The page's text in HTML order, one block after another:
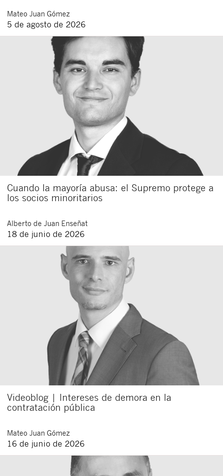
Mateo Juan Gómez
5 de agosto de 2026
Cuando la mayoría abusa: el Supremo protege a
los socios minoritarios
Alberto de Juan Enseñat
18 de junio de 2026
Videoblog | Intereses de demora en la
contratación pública
Mateo Juan Gómez
16 de junio de 2026